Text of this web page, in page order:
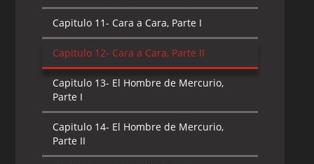
Capitulo 11- Cara a Cara, Parte I
Capitulo 12- Cara a Cara, Parte II
Capitulo 13- El Hombre de Mercurio,
Parte I
Capitulo 14- El Hombre de Mercurio,
Parte II